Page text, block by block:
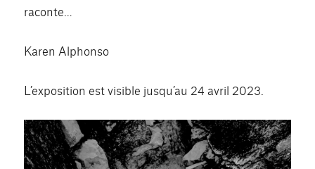
raconte…
Karen Alphonso
L’exposition est visible jusqu’au 24 avril 2023.